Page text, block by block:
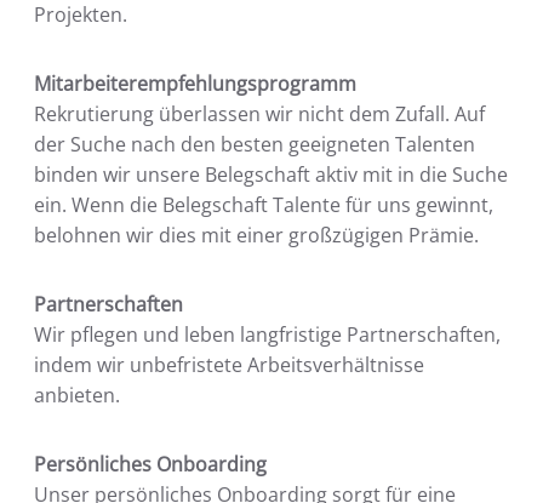
Projekten.
Mitarbeiterempfehlungsprogramm
Rekrutierung überlassen wir nicht dem Zufall. Auf
der Suche nach den besten geeigneten Talenten
binden wir unsere Belegschaft aktiv mit in die Suche
ein. Wenn die Belegschaft Talente für uns gewinnt,
belohnen wir dies mit einer großzügigen Prämie.
Partnerschaften
Wir pflegen und leben langfristige Partnerschaften,
indem wir unbefristete Arbeitsverhältnisse
anbieten.
Persönliches Onboarding
Unser persönliches Onboarding sorgt für eine